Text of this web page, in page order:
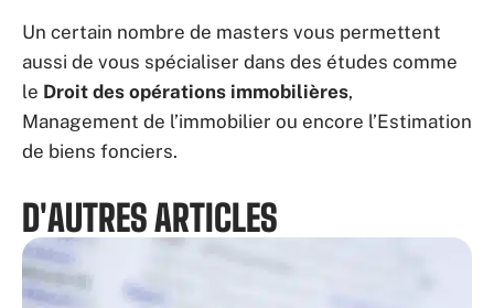
Un certain nombre de masters vous permettent
aussi de vous spécialiser dans des études comme
le Droit des opérations immobilières,
Management de l’immobilier ou encore l’Estimation
de biens fonciers.
D'AUTRES ARTICLES